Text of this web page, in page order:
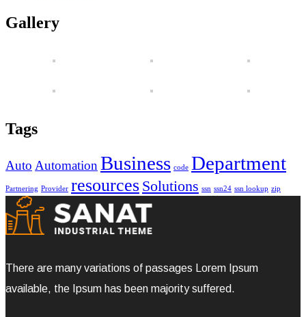
Gallery
Tags
Auto Automation Business code Department
Partnering Provider resources Solutions ssn ssn24 ssn lookup zip
There are many variations of passages Lorem Ipsum
available, the Ipsum has been majority suffered.